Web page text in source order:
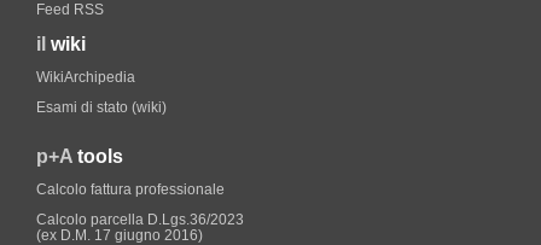
Feed RSS
il wiki
WikiArchipedia
Esami di stato (wiki)
p+A tools
Calcolo fattura professionale
Calcolo parcella D.Lgs.36/2023
(ex D.M. 17 giugno 2016)